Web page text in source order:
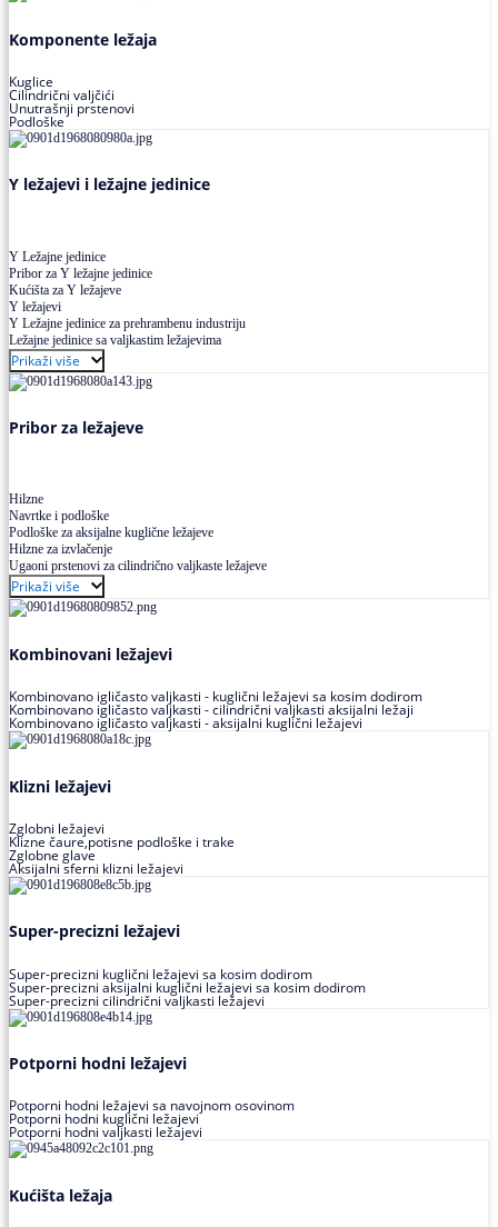
Komponente ležaja
Kuglice
Cilindrični valjčići
Unutrašnji prstenovi
Podloške
Y ležajevi i ležajne jedinice
Y Ležajne jedinice
Pribor za Y ležajne jedinice
Kućišta za Y ležajeve
Y ležajevi
Y Ležajne jedinice za prehrambenu industriju
Ležajne jedinice sa valjkastim ležajevima
Prikaži više
Pribor za ležajeve
Hilzne
Navrtke i podloške
Podloške za aksijalne kuglične ležajeve
Hilzne za izvlačenje
Ugaoni prstenovi za cilindrično valjkaste ležajeve
Prikaži više
Kombinovani ležajevi
Kombinovano igličasto valjkasti - kuglični ležajevi sa kosim dodirom
Kombinovano igličasto valjkasti - cilindrični valjkasti aksijalni ležaji
Kombinovano igličasto valjkasti - aksijalni kuglični ležajevi
Klizni ležajevi
Zglobni ležajevi
Klizne čaure,potisne podloške i trake
Zglobne glave
Aksijalni sferni klizni ležajevi
Super-precizni ležajevi
Super-precizni kuglični ležajevi sa kosim dodirom
Super-precizni aksijalni kuglični ležajevi sa kosim dodirom
Super-precizni cilindrični valjkasti ležajevi
Potporni hodni ležajevi
Potporni hodni ležajevi sa navojnom osovinom
Potporni hodni kuglični ležajevi
Potporni hodni valjkasti ležajevi
Kućišta ležaja